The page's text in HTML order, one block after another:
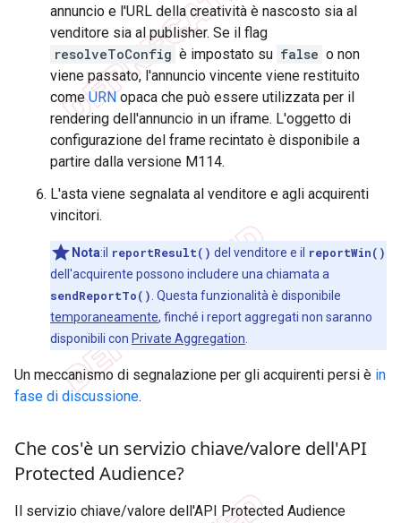
annuncio e l'URL della creatività è nascosto sia al
venditore sia al publisher. Se il flag
resolveToConfig è impostato su false o non
viene passato, l'annuncio vincente viene restituito
comeURNopaca che può essere utilizzata per il
rendering dell'annuncio in un iframe. L'oggetto di
configurazione del frame recintato è disponibile a
partire dalla versione M114.
L'asta viene segnalata al venditore e agli acquirenti
vincitori.
Nota:il reportResult() del venditore e il reportWin()
dell'acquirente possono includere una chiamata a
sendReportTo() . Questa funzionalità è disponibile
temporaneamente, finché i report aggregati non saranno
disponibili con Private Aggregation
Un meccanismo di segnalazione per gli acquirenti persi è in
fase di discussione.
Che cos'è un servizio chiave/valore dell'API
Protected Audience?
Il servizio chiave/valore dell'API Protected Audience